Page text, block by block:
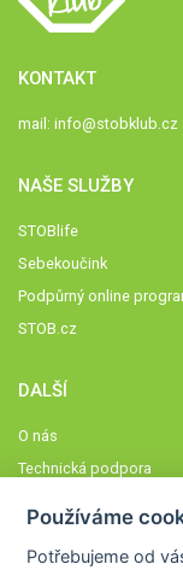
KONTAKT
mail: info@stobklub.cz
NAŠE SLUŽBY
STOBlife
Sebekoučink
Podpůrný online
STOB.cz
DALŠÍ
O nás
Technická podpora
Členové STOBklubu
Používáme
Potřebujeme od